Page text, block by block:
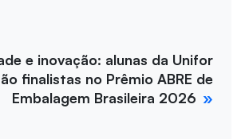
e inovação: alunas da Unifor
finalistas no Prêmio ABRE de
Embalagem Brasileira 2026